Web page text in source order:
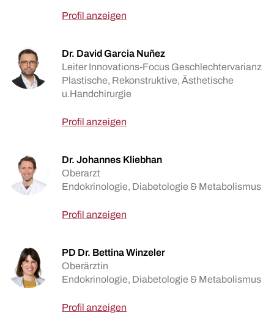
Profil anzeigen
Dr. David Garcia Nuñez
Leiter Innovations-Focus Geschlechtervarianz
Plastische, Rekonstruktive, Ästhetische
u.Handchirurgie
Profil anzeigen
Dr. Johannes Kliebhan
Oberarzt
Endokrinologie, Diabetologie & Metabolismus
Profil anzeigen
PD Dr. Bettina Winzeler
Oberärztin
Endokrinologie, Diabetologie & Metabolismus
Profil anzeigen